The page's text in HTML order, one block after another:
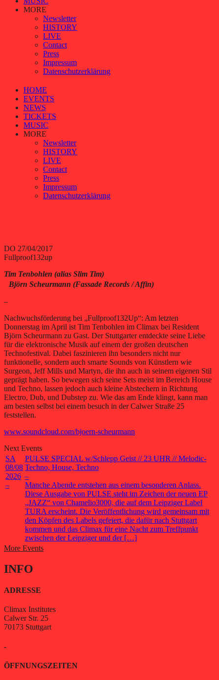
MORE
Newsletter
HISTORY
LIVE
Contact
Press
Impressum
Datenschutzer­​klärung
HOME
EVENTS
NEWS
TICKETS
MUSIC
MORE
Newsletter
HISTORY
LIVE
Contact
Press
Impressum
Datenschutzer­​klärung
DO 27/04/2017
Fullproof132up
Tim Tenbohlen (alias Slim Tim)
Björn Scheurmann (Fassade Records / Affin)
–
Nachwuchsförderung bei „Fullproof132Up“: Am letzten
Donnerstag im April ist Tim Tenbohlen im Climax bei Resident
Björn Scheurmann zu Gast. Der Stuttgarter entdeckte seine Liebe
für die elektronische Musik auf einem der großen deutschen
Technofestival. Dabei faszinieren ihn besonders nicht nur
funktionelle, sondern auch smarte Sounds von Künstlern wie
Surgeon, Jeff Mills und Martyn, die ihn auch in seinem eigenen Stil
geprägt haben. So bewegen sich seine Sets meist im Bereich House
und Techno, lassen jedoch auch kleine Abstechern in Richtung
Electro, Dub, und Dubstep zu. Wie das am Ende klingt, kann man
am besten selbst bei einem besuch in der Calwer Straße 25
feststellen.
www.soundcloud.com/bjoern-scheurmann
Next Events
SA
08/08
2026
–
PULSE SPECIAL w/Schlepp Geist // 23 UHR // Melodic-
Techno, House, Techno
–
Manche Abende entstehen aus einem besonderen Anlass.
Diese Ausgabe von PULSE steht im Zeichen der neuen EP
„JAZZ“ von Chamelio3000, die auf dem Leipziger Label
TURA erscheint. Die Veröffentlichung wird gemeinsam mit
den Köpfen des Labels gefeiert, die dafür nach Stuttgart
kommen und das Climax für eine Nacht zum Treffpunkt
zwischen der Leipziger und der […]
More Events
INFO
ADRESSE
Climax Institutes
Calwer Str. 25
70173 Stuttgart
-
ÖFFNUNGSZEITEN